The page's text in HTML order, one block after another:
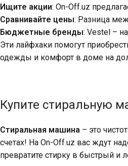
Ищите акции: On-Off.uz
Сравнивайте цены: Разница
Бюджетные бренды: Vestel –
Эти лайфхаки помогут
одежды и комфорт в доме на
Купите стиральную
Стиральная машина – это
счетах! На On-Off.uz вас ждут
превратите стирку в быстрый и